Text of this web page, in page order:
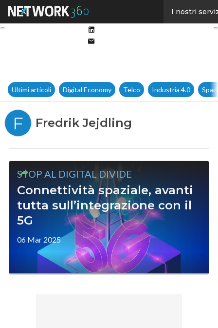
I nostri
Ultimi articoli Digital Economy Telco Industria 4.0
F Fredrik Jejdling
STOP AL DIGITAL DIVIDE
Connettività spaziale, avanti
tutta sull’integrazione con il
5G
06 Mar 2025